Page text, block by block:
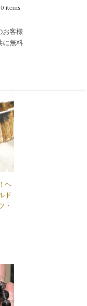
0 items
ヘ
ド
・